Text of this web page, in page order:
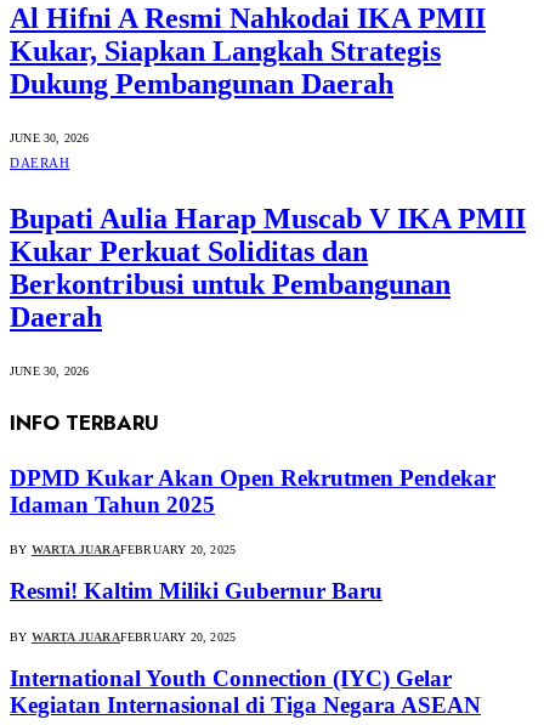
Al Hifni A Resmi Nahkodai IKA PMII
Kukar, Siapkan Langkah Strategis
Dukung Pembangunan Daerah
JUNE 30, 2026
DAERAH
Bupati Aulia Harap Muscab V IKA PMII
Kukar Perkuat Soliditas dan
Berkontribusi untuk Pembangunan
Daerah
JUNE 30, 2026
INFO TERBARU
DPMD Kukar Akan Open Rekrutmen Pendekar
Idaman Tahun 2025
BY WARTA JUARAFEBRUARY 20, 2025
Resmi! Kaltim Miliki Gubernur Baru
BY WARTA JUARAFEBRUARY 20, 2025
International Youth Connection (IYC) Gelar
Kegiatan Internasional di Tiga Negara ASEAN